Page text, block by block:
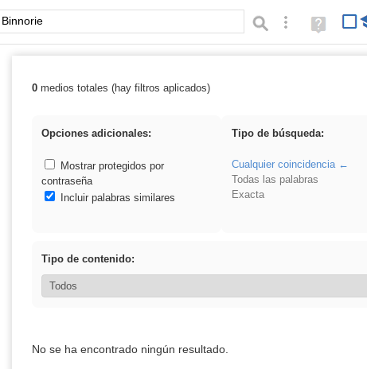
Palabra o frase: Búsqueda avanzada
Ayuda
(en
Resultados de: Binnorie
0medios totales (hay filtros aplicados)
Opciones adicionales:
Mostrar protegidos por
contraseña
Incluir palabras similares
Tipo de búsqueda:
Cualquier coincidencia
Todas las palabras
Exacta
Tipo de contenido:
No se ha encontrado ningún resultado.